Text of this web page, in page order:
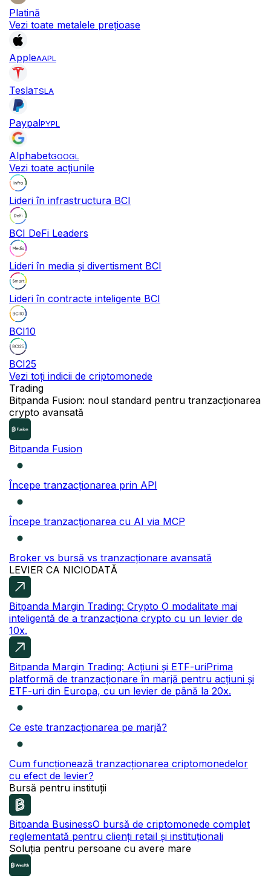
Platină
Vezi toate metalele prețioase
AppleAAPL
TeslaTSLA
PaypalPYPL
AlphabetGOOGL
Vezi toate acțiunile
Lideri în infrastructura BCI
BCI DeFi Leaders
Lideri în media și divertisment BCI
Lideri în contracte inteligente BCI
BCI10
BCI25
Vezi toți indicii de criptomonede
Trading
Bitpanda Fusion: noul standard pentru tranzacționarea
crypto avansată
Bitpanda Fusion
Începe tranzacționarea prin API
Începe tranzacționarea cu AI via MCP
Broker vs bursă vs tranzacționare avansată
LEVIER CA NICIODATĂ
Bitpanda Margin Trading: Crypto O modalitate mai
inteligentă de a tranzacționa crypto cu un levier de
10x.
Bitpanda Margin Trading: Acțiuni și ETF-uriPrima
platformă de tranzacționare în marjă pentru acțiuni și
ETF-uri din Europa, cu un levier de până la 20x.
Ce este tranzacționarea pe marjă?
Cum funcționează tranzacționarea criptomonedelor
cu efect de levier?
Bursă pentru instituții
Bitpanda BusinessO bursă de criptomonede complet
reglementată pentru clienți retail și instituționali
Soluția pentru persoane cu avere mare